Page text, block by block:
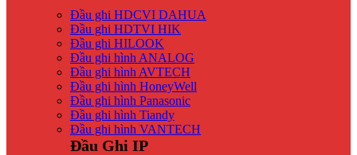
Đầu ghi HDCVI DAHUA
Đầu ghi HDTVI HIK
Đầu ghi HILOOK
Đầu ghi hình ANALOG
Đầu ghi hình AVTECH
Đầu ghi hình HoneyWell
Đầu ghi hình Panasonic
Đầu ghi hình Tiandy
Đầu ghi hình VANTECH
Đầu Ghi IP